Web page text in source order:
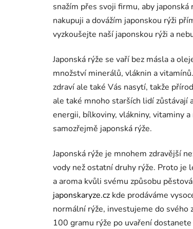
snažím přes svoji firmu, aby
nakupuji a dovážím japonskou rýži
vyzkoušejte naší japonskou rýži a
Japonská rýže se vaří bez másla a
množství minerálů, vláknin a
zdraví ale také Vás nasytí, takže
ale také mnoho starších lidí zůstávají
energii, bílkoviny, vlákniny, vitaminy
samozřejmě japonská rýže.
Japonská rýže je mnohem zdravější
vody než ostatní druhy rýže. Proto je
a aroma kvůli svému způsobu
japonskaryze.cz kde prodáváme
normální rýže, investujeme do svého
100 gramu rýže po uvaření